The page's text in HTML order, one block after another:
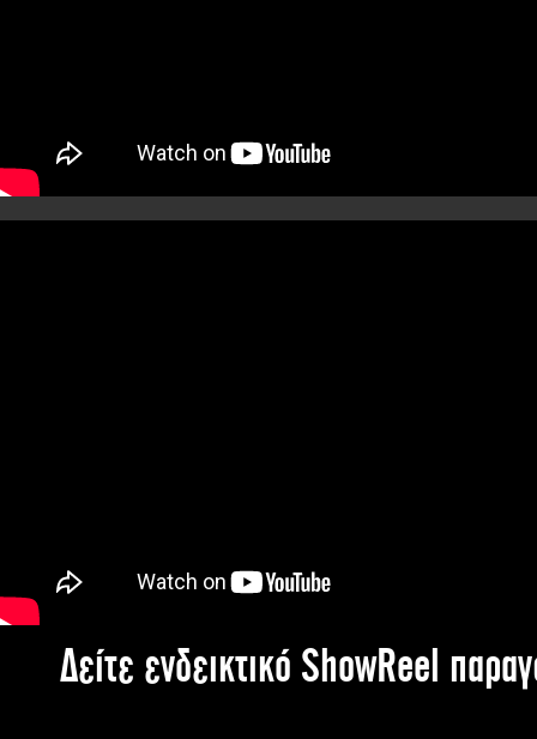
Δείτε ενδεικτικό ShowReel